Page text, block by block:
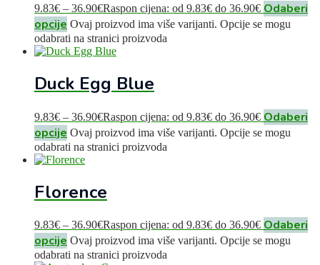
9.83€ – 36.90€Raspon cijena: od 9.83€ do 36.90€ Odaberi
opcije Ovaj proizvod ima više varijanti. Opcije se mogu
odabrati na stranici proizvoda
Duck Egg Blue
9.83€ – 36.90€Raspon cijena: od 9.83€ do 36.90€ Odaberi
opcije Ovaj proizvod ima više varijanti. Opcije se mogu
odabrati na stranici proizvoda
Florence
9.83€ – 36.90€Raspon cijena: od 9.83€ do 36.90€ Odaberi
opcije Ovaj proizvod ima više varijanti. Opcije se mogu
odabrati na stranici proizvoda